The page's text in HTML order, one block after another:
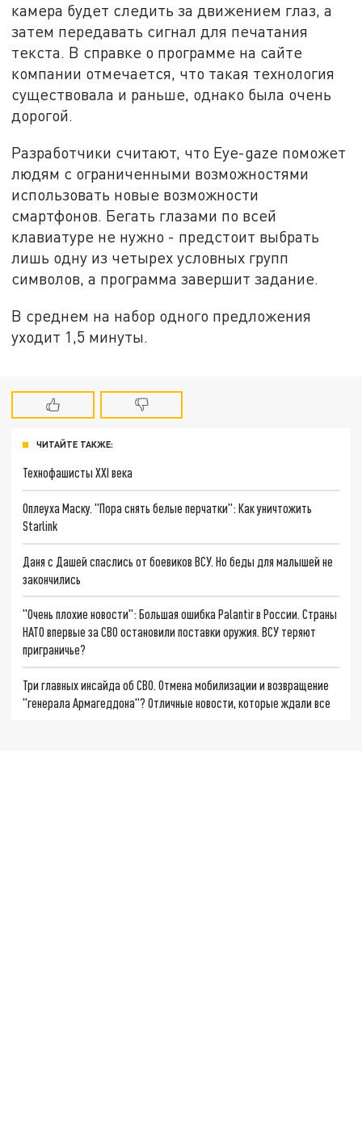
камера будет следить за движением глаз, а
затем передавать сигнал для печатания
текста. В справке о программе на сайте
компании отмечается, что такая технология
существовала и раньше, однако была очень
дорогой.
Разработчики считают, что Eye-gaze поможет
людям с ограниченными возможностями
использовать новые возможности
смартфонов. Бегать глазами по всей
клавиатуре не нужно - предстоит выбрать
лишь одну из четырех условных групп
символов, а программа завершит задание.
В среднем на набор одного предложения
уходит 1,5 минуты.
ЧИТАЙТЕ ТАКЖЕ:
Технофашисты XXI века
Оплеуха Маску. "Пора снять белые перчатки": Как уничтожить
Starlink
Даня с Дашей спаслись от боевиков ВСУ. Но беды для малышей не
закончились
"Очень плохие новости": Большая ошибка Palantir в России. Страны
НАТО впервые за СВО остановили поставки оружия. ВСУ теряют
приграничье?
Три главных инсайда об СВО. Отмена мобилизации и возвращение
"генерала Армагеддона"? Отличные новости, которые ждали все